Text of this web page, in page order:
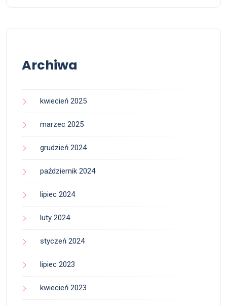
Archiwa
kwiecień 2025
marzec 2025
grudzień 2024
październik 2024
lipiec 2024
luty 2024
styczeń 2024
lipiec 2023
kwiecień 2023